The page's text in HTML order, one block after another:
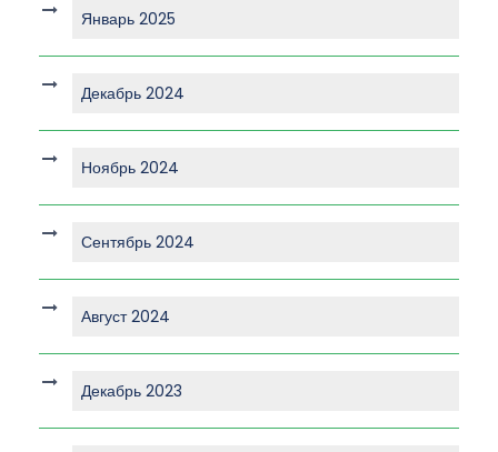
Январь 2025
Декабрь 2024
Ноябрь 2024
Сентябрь 2024
Август 2024
Декабрь 2023